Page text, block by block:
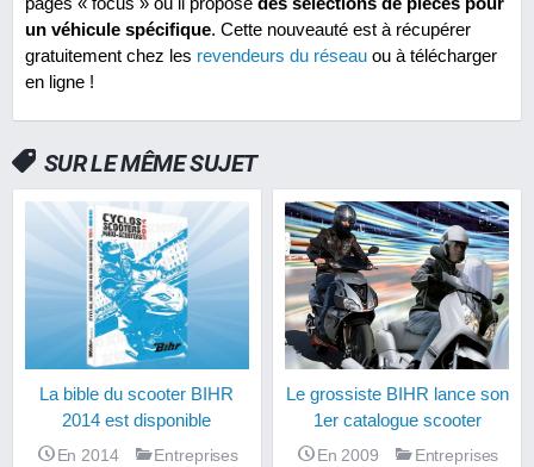
un véhicule spécifique. Cette nouveauté est à récupérer
gratuitement chez les revendeurs du réseau ou à télécharger
en ligne !
SUR LE MÊME SUJET
La bible du scooter BIHR
2014 est disponible
En 2014 Entreprises
Le grossiste BIHR lance son
1er catalogue scooter
En 2009 Entreprises